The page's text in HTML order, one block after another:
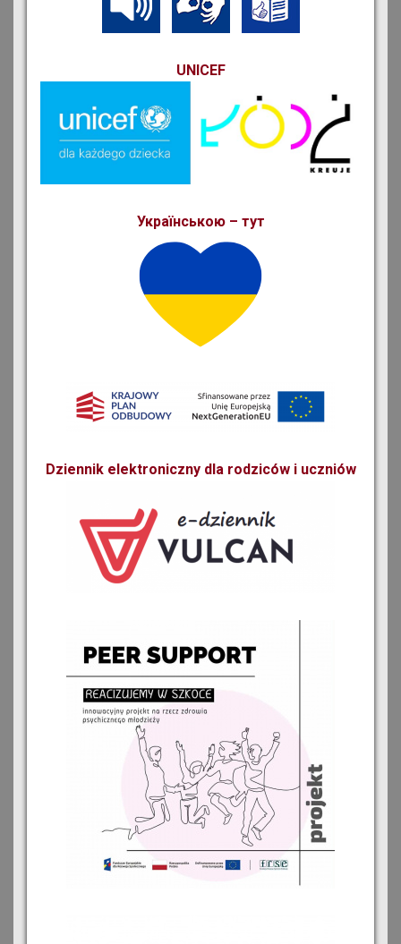
UNICEF
Українською – тут
Dziennik elektroniczny dla rodziców i uczniów